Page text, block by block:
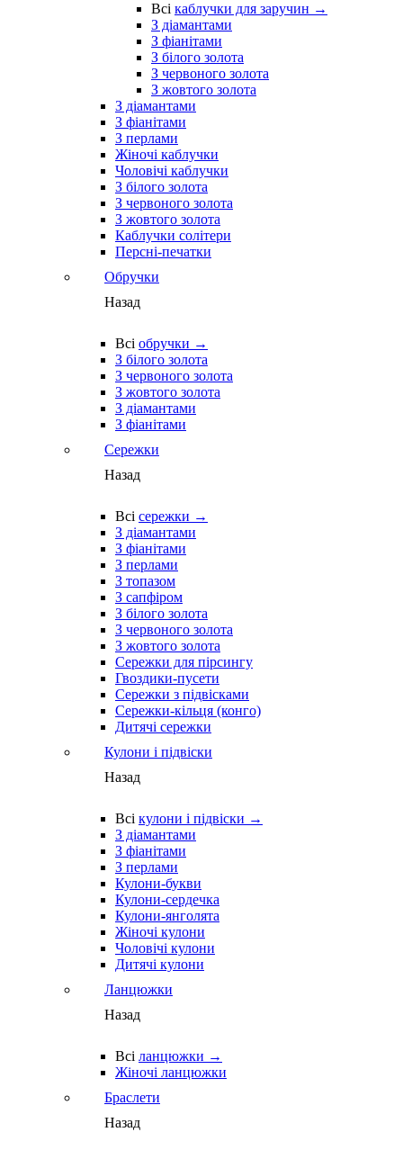
Всі каблучки для заручин →
З діамантами
З фіанітами
З білого золота
З червоного золота
З жовтого золота
З діамантами
З фіанітами
З перлами
Жіночі каблучки
Чоловічі каблучки
З білого золота
З червоного золота
З жовтого золота
Каблучки солітери
Персні-печатки
Обручки
Назад
Всі обручки →
З білого золота
З червоного золота
З жовтого золота
З діамантами
З фіанітами
Сережки
Назад
Всі сережки →
З діамантами
З фіанітами
З перлами
З топазом
З сапфіром
З білого золота
З червоного золота
З жовтого золота
Сережки для пірсингу
Гвоздики-пусети
Сережки з підвісками
Сережки-кільця (конго)
Дитячі сережки
Кулони і підвіски
Назад
Всі кулони і підвіски →
З діамантами
З фіанітами
З перлами
Кулони-букви
Кулони-сердечка
Кулони-янголята
Жіночі кулони
Чоловічі кулони
Дитячі кулони
Ланцюжки
Назад
Всі ланцюжки →
Жіночі ланцюжки
Браслети
Назад